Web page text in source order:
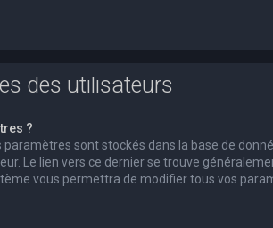
des utilisateurs
?
sont stockés dans la base de
Le lien vers ce dernier se trouve
vous permettra de modifier tous vos